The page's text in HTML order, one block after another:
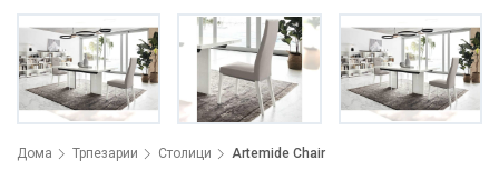
Дома Трпезарии Столици Artemide Chair